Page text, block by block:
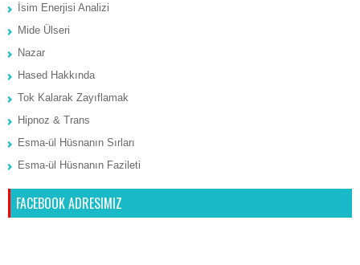
İsim Enerjisi Analizi
Mide Ülseri
Nazar
Hased Hakkında
Tok Kalarak Zayıflamak
Hipnoz & Trans
Esma-ül Hüsnanın Sırları
Esma-ül Hüsnanın Fazileti
FACEBOOK ADRESIMIZ